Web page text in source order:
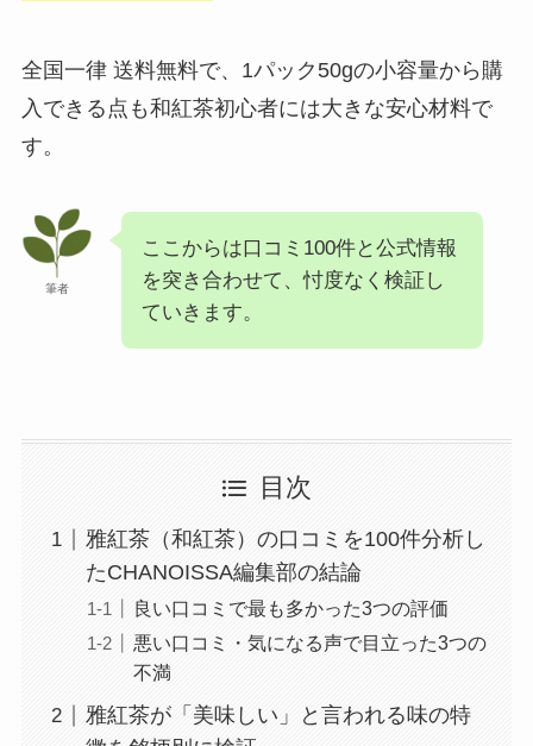
全国一律 送料無料で、1パック50gの小容量から購
入できる点も和紅茶初心者には大きな安心材料で
す。
筆者
ここからは口コミ100件と公式情報
を突き合わせて、忖度なく検証し
ていきます。
目次
雅紅茶（和紅茶）の口コミを100件分析し
たCHANOISSA編集部の結論
良い口コミで最も多かった3つの評価
悪い口コミ・気になる声で目立った3つの
不満
雅紅茶が「美味しい」と言われる味の特